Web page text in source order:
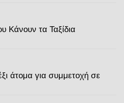
Κάνουν τα Ταξίδια
άτομα για συμμετοχή σε